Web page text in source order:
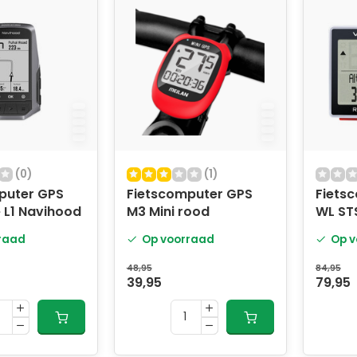
(0)
GPS
Navihood
(1)
Fietscomputer GPS
M3 Mini rood
Op voorraad
48,95
39,95
WL
Op
84,95
79,95